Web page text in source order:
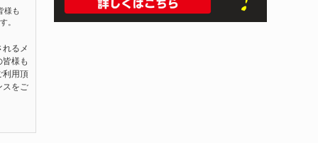
様も
。
るメ
様も
利用頂
スをご